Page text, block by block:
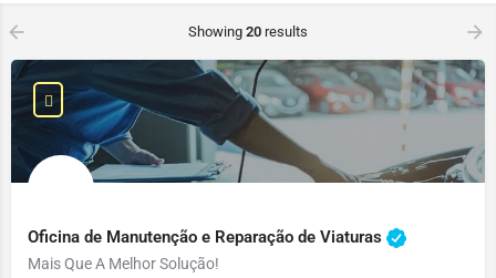
Showing 20 results
Oficina de Manutenção e Reparação de Viaturas
Mais Que A Melhor Solução!